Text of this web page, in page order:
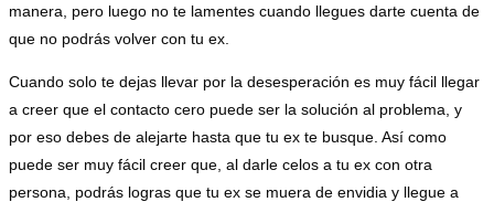
manera, pero luego no te lamentes cuando llegues darte cuenta de
que no podrás volver con tu ex.
Cuando solo te dejas llevar por la desesperación es muy fácil llegar
a creer que el contacto cero puede ser la solución al problema, y
por eso debes de alejarte hasta que tu ex te busque. Así como
puede ser muy fácil creer que, al darle celos a tu ex con otra
persona, podrás logras que tu ex se muera de envidia y llegue a